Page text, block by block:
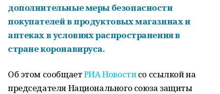
дополнительные меры безопасности
покупателей в продуктовых магазинах и
аптеках в условиях распространения в
стране коронавируса.
Об этом сообщаетРИА Новостисо ссылкой на
председателя Национального союза защиты